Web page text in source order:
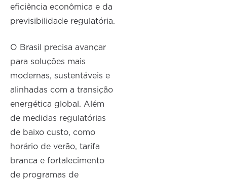
eficiência econômica e da
previsibilidade regulatória.
O Brasil precisa avançar
para soluções mais
modernas, sustentáveis e
alinhadas com a transição
energética global. Além
de medidas regulatórias
de baixo custo, como
horário de verão, tarifa
branca e fortalecimento
de programas de